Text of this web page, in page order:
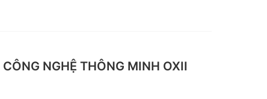
NGHỆ THÔNG MINH OXII